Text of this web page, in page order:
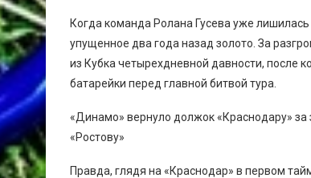
Когда команда Ролана Гусева уже
упущенное два года назад золото. За
из Кубка четырехдневной давности, после
батарейки перед главной битвой тура.
«Динамо» вернуло должок «Краснодару» за
«Ростову»
Правда, глядя на «Краснодар» в первом